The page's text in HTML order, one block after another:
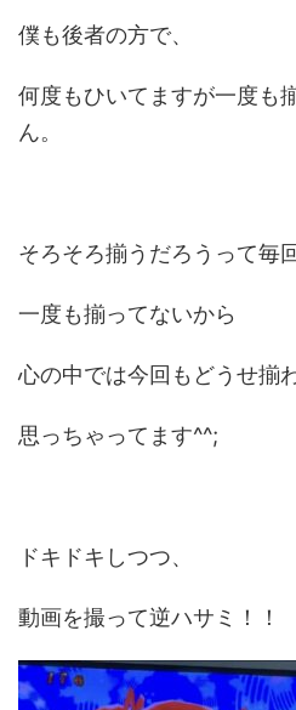
僕も後者の方で、
何度もひいてますが一度も
ん。
そろそろ揃うだろうって毎
一度も揃ってないから
心の中では今回もどうせ揃
思っちゃってます^^;
ドキドキしつつ、
動画を撮って逆ハサミ！！